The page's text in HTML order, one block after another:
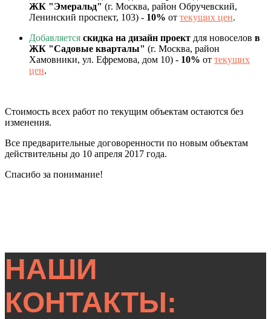
ЖК "Эмеральд" (г. Москва, район Обручевский,
Ленинский проспект, 103) - 10% от текущих цен.
Добавляется скидка на дизайн проект для новоселов в
ЖК "Садовые кварталы" (г. Москва, район
Хамовники, ул. Ефремова, дом 10) - 10% от текущих
цен.
Стоимость всех работ по текущим объектам остаются без
изменения.
Все предварительные договоренности по новым объектам
действительны до 10 апреля 2017 года.
Спасибо за понимание!
НАШИ
КОНТАКТЫ: